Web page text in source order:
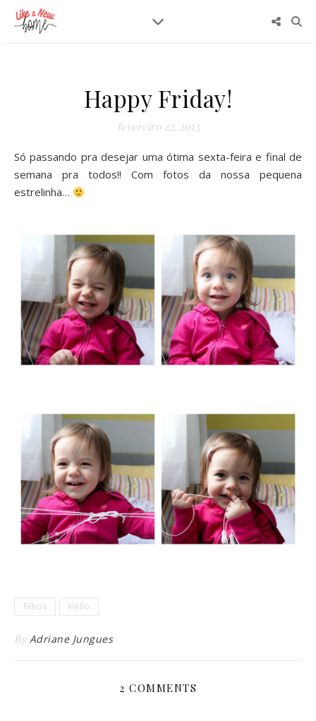
Happy Friday!
fevereiro 22, 2013
Só passando pra desejar uma ótima sexta-feira e final de
semana pra todos!! Com fotos da nossa pequena
estrelinha…
Filhos Hello
By Adriane Jungues
2 COMMENTS